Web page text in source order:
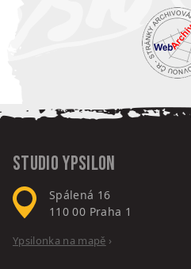
Studio Ypsilon
Spálená 16
110 00 Praha 1
Ypsilonka na mapě ›